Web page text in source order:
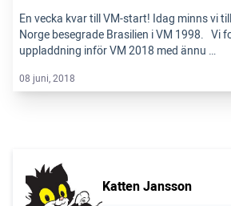
En vecka kvar till VM-start! Idag minns vi
Norge besegrade Brasilien i VM 1998. Vi
uppladdning inför VM 2018 med ännu …
08 juni, 2018
Katten Jansson